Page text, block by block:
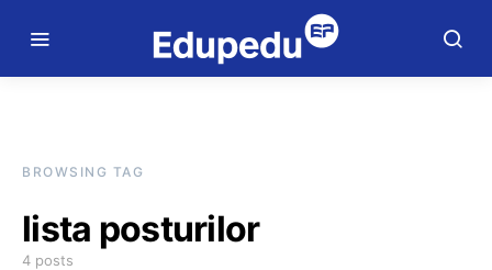
BROWSING TAG
lista posturilor
4 posts